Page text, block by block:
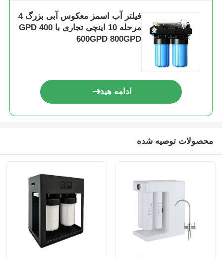
فیلتر آب اسمز معکوس آبی بزرگ 4
مرحله 10 اینچی تجاری با 400 GPD
600GPD 800GPD
ادامه هید
محصولات توصیه شده